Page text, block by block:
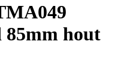
85mm hout